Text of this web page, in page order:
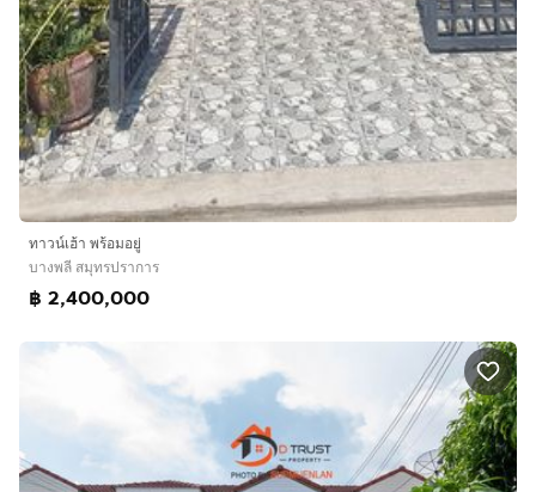
ทาวน์เฮ้า พร้อมอยู่
บางพลี สมุทรปราการ
฿ 2,400,000